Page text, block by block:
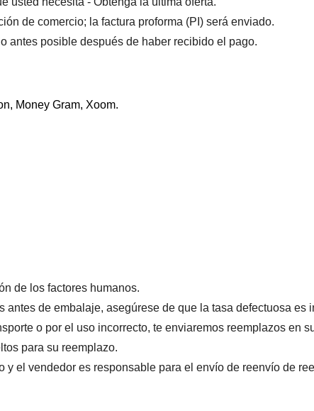
de comercio; la factura proforma (PI) será enviado.
antes posible después de haber recibido el pago.
Money Gram, Xoom.
de los factores humanos.
antes de embalaje, asegúrese de que la tasa defectuosa es
o por el uso incorrecto, te enviaremos reemplazos en
para su reemplazo.
el vendedor es responsable para el envío de reenvío de